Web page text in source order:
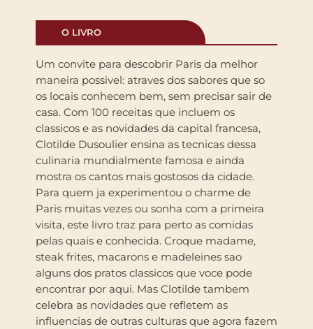
O LIVRO
Um convite para descobrir Paris da melhor
maneira possivel: atraves dos sabores que so
os locais conhecem bem, sem precisar sair de
casa. Com 100 receitas que incluem os
classicos e as novidades da capital francesa,
Clotilde Dusoulier ensina as tecnicas dessa
culinaria mundialmente famosa e ainda
mostra os cantos mais gostosos da cidade.
Para quem ja experimentou o charme de
Paris muitas vezes ou sonha com a primeira
visita, este livro traz para perto as comidas
pelas quais e conhecida. Croque madame,
steak frites, macarons e madeleines sao
alguns dos pratos classicos que voce pode
encontrar por aqui. Mas Clotilde tambem
celebra as novidades que refletem as
influencias de outras culturas que agora fazem